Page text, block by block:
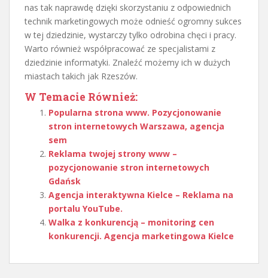
nas tak naprawdę dzięki skorzystaniu z odpowiednich
technik marketingowych może odnieść ogromny sukces
w tej dziedzinie, wystarczy tylko odrobina chęci i pracy.
Warto również współpracować ze specjalistami z
dziedzinie informatyki. Znaleźć możemy ich w dużych
miastach takich jak Rzeszów.
W Temacie Również:
Popularna strona www. Pozycjonowanie
stron internetowych Warszawa, agencja
sem
Reklama twojej strony www –
pozycjonowanie stron internetowych
Gdańsk
Agencja interaktywna Kielce – Reklama na
portalu YouTube.
Walka z konkurencją – monitoring cen
konkurencji. Agencja marketingowa Kielce